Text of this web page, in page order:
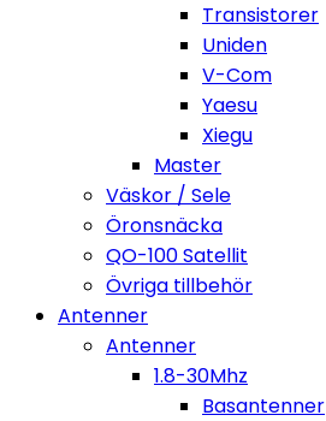
Transistorer
Uniden
V-Com
Yaesu
Xiegu
Master
Väskor / Sele
Öronsnäcka
QO-100 Satellit
Övriga tillbehör
Antenner
Antenner
1.8-30Mhz
Basantenner